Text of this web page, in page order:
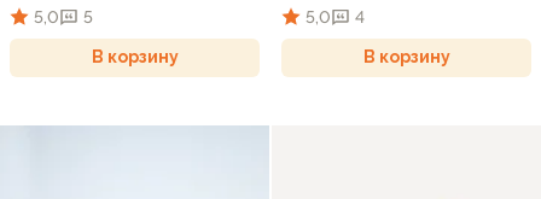
5,0 5
В корзину
5,0 4
В корзину